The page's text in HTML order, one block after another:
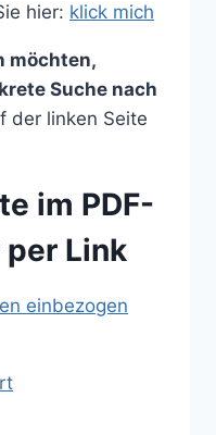
hier: klick mich
möchten,
Suche nach
der linken Seite
im PDF-
per Link
einbezogen